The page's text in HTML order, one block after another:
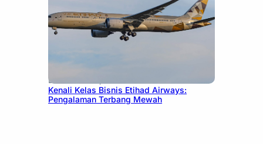
December 27, 2024
Kenali Kelas Bisnis Etihad Airways:
Pengalaman Terbang Mewah